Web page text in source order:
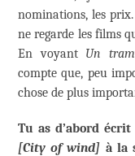
nominations, les prix.
ne regarde les films
En voyant Un
compte que, peu
chose de plus
Tu as d’abord
[City of wind] à la